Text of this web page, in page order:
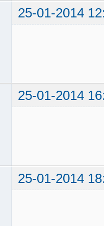
25-01-2014
25-01-2014
25-01-2014